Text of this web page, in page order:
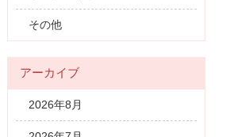
その他
アーカイブ
2026年8月